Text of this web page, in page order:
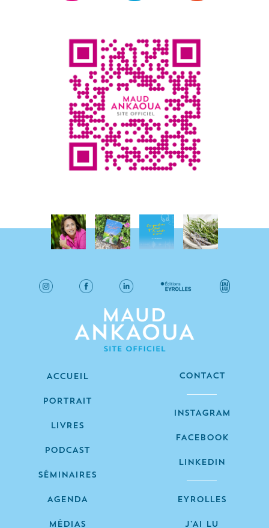
ACCUEIL
PORTRAIT
LIVRES
PODCAST
SÉMINAIRES
AGENDA
MÉDIAS
CONTACT
INSTAGRAM
FACEBOOK
LINKEDIN
EYROLLES
J’AI LU